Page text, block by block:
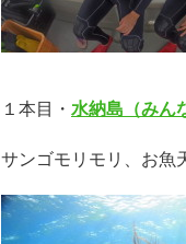
１本目・ 水納島（みん
サンゴモリモリ、お魚